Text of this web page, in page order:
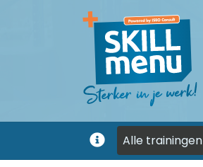
Uitleg
Alle trainingen